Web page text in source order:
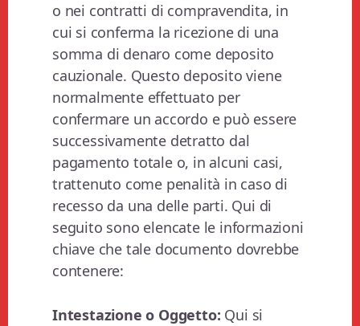
o nei contratti di compravendita, in
cui si conferma la ricezione di una
somma di denaro come deposito
cauzionale. Questo deposito viene
normalmente effettuato per
confermare un accordo e può essere
successivamente detratto dal
pagamento totale o, in alcuni casi,
trattenuto come penalità in caso di
recesso da una delle parti. Qui di
seguito sono elencate le informazioni
chiave che tale documento dovrebbe
contenere:
Intestazione o Oggetto: Qui si